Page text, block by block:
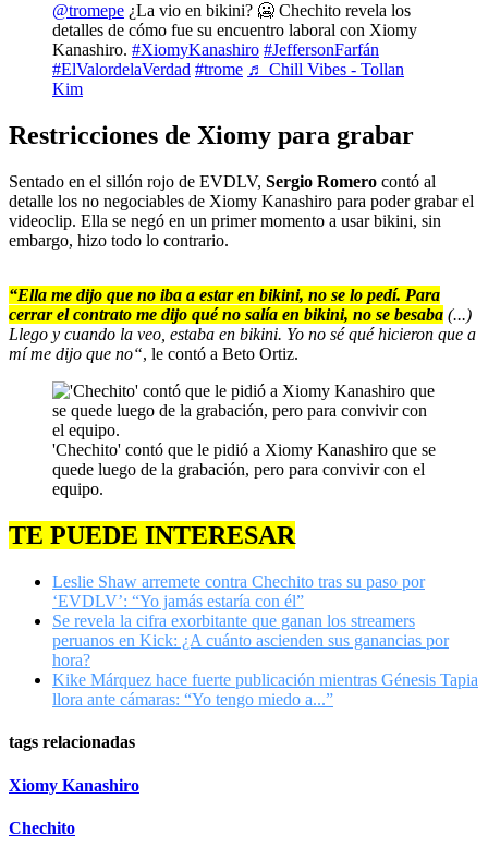
@tromepe ¿La vio en bikini? 🥶 Chechito revela los
detalles de cómo fue su encuentro laboral con Xiomy
Kanashiro. #XiomyKanashiro #JeffersonFarfán
#ElValordelaVerdad #trome ♬ Chill Vibes - Tollan
Kim
Restricciones de Xiomy para grabar
Sentado en el sillón rojo de EVDLV, Sergio Romero contó al
detalle los no negociables de Xiomy Kanashiro para poder grabar el
videoclip. Ella se negó en un primer momento a usar bikini, sin
embargo, hizo todo lo contrario.
“Ella me dijo que no iba a estar en bikini, no se lo pedí. Para
cerrar el contrato me dijo qué no salía en bikini, no se besaba (...)
Llego y cuando la veo, estaba en bikini. Yo no sé qué hicieron que a
mí me dijo que no“, le contó a Beto Ortiz.
'Chechito' contó que le pidió a Xiomy Kanashiro que se
quede luego de la grabación, pero para convivir con el
equipo.
TE PUEDE INTERESAR
Leslie Shaw arremete contra Chechito tras su paso por
‘EVDLV’: “Yo jamás estaría con él”
Se revela la cifra exorbitante que ganan los streamers
peruanos en Kick: ¿A cuánto ascienden sus ganancias por
hora?
Kike Márquez hace fuerte publicación mientras Génesis Tapia
llora ante cámaras: “Yo tengo miedo a...”
tags relacionadas
Xiomy Kanashiro
Chechito